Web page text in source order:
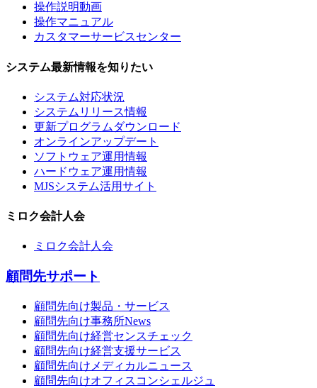
操作説明動画
操作マニュアル
カスタマーサービスセンター
システム最新情報を知りたい
システム対応状況
システムリリース情報
更新プログラムダウンロード
オンラインアップデート
ソフトウェア運用情報
ハードウェア運用情報
MJSシステム活用サイト
ミロク会計人会
ミロク会計人会
顧問先サポート
顧問先向け製品・サービス
顧問先向け事務所News
顧問先向け経営センスチェック
顧問先向け経営支援サービス
顧問先向けメディカルニュース
顧問先向けオフィスコンシェルジュ